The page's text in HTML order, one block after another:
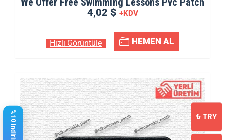
4,02 $ +KDV
Hızlı Görüntüle HEMEN AL
₺ TRY